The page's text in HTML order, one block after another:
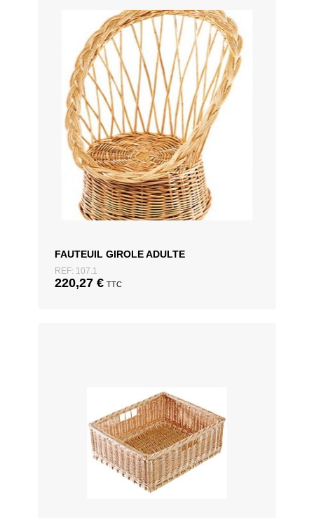
FAUTEUIL GIROLE ADULTE
REF: 107.1
220,27 € TTC